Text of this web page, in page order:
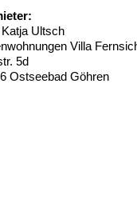
Ultsch
Villa
5d
Ostseebad Göhren